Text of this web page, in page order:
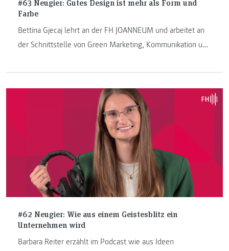
#63 Neugier: Gutes Design ist mehr als Form und
Farbe
Bettina Gjecaj lehrt an der FH JOANNEUM und arbeitet an
der Schnittstelle von Green Marketing, Kommunikation und
#62 Neugier: Wie aus einem Geistesblitz ein
Unternehmen wird
Barbara Reiter erzählt im Podcast wie aus Ideen